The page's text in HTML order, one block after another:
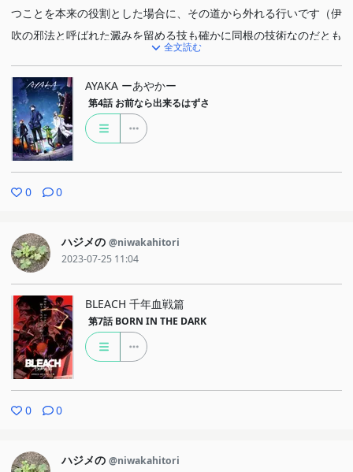
つことを本来の役割とした場合に、その道から外れる行いです（伊
吹の邪法と呼ばれた澱みを留める技も確かに同根の技術なのだとも
にあるのだろうと思えて面白かったです。また火と水の二頭の龍が
祀られるのも脈継ぎのありようとどこか重なるようで宜なるかなと
思いました。修行の三の島に温泉がしっかりと整備されているのも
心身の調和を保ちその様に成れるよう、考えられてのことの気がし
そういえば雰囲気といえば尽義が鞍馬に報告した際の伊吹に対す
雰囲気も好印象に残っています。今回だいぶ株を上げた尽義の株を
一気に下げる次回サブタイトルまで面白かったです。
全文読む
AYAKA ーあやかー
第4話 お前なら出来るはずさ
0 0
ハジメの @niwakahitori
2023-07-25 11:04
BLEACH 千年血戦篇
第7話 BORN IN THE DARK
0 0
ハジメの @niwakahitori